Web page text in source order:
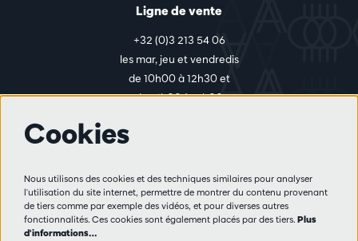
Ligne de vente
+32 (0)3 213 54 06
les mar, jeu et vendredis
de 10h00 à 12h30 et
de 14h00 à 17h00
Règlement des visiteurs
Vie privée
Cookies
Nous utilisons des cookies et des techniques similaires pour analyser
l'utilisation du site internet, permettre de montrer du contenu provenant
de tiers comme par exemple des vidéos, et pour diverses autres
fonctionnalités. Ces cookies sont également placés par des tiers. Plus
d'informations…